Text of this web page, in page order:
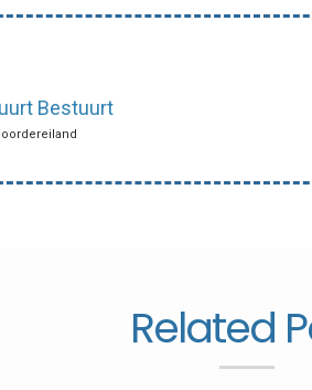
Bestuurt
Related